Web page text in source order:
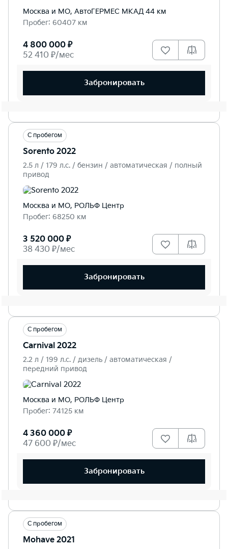
Москва и МО, АвтоГЕРМЕС МКАД 44 км
Пробег: 60407 км
4 800 000 ₽
52 410 ₽/мес
Забронировать
С пробегом
Sorento 2022
2.5 л / 179 л.c. / бензин / автоматическая / полный
привод
Москва и МО, РОЛЬФ Центр
Пробег: 68250 км
3 520 000 ₽
38 430 ₽/мес
Забронировать
С пробегом
Carnival 2022
2.2 л / 199 л.c. / дизель / автоматическая /
передний привод
Москва и МО, РОЛЬФ Центр
Пробег: 74125 км
4 360 000 ₽
47 600 ₽/мес
Забронировать
С пробегом
Mohave 2021